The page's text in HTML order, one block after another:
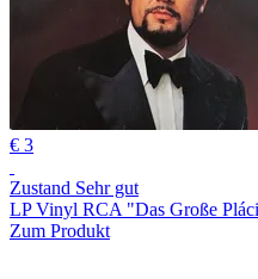
€ 3
Zustand Sehr gut
LP Vinyl RCA "Das Große
Zum Produkt